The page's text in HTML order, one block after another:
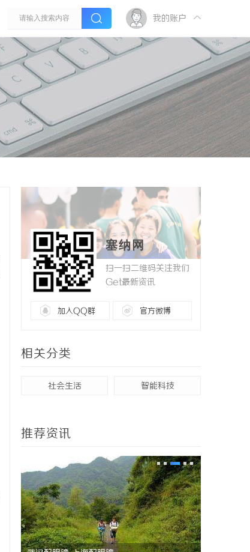
我的账户
塞纳网
扫一扫二维码关注我们
Get最新资讯
加入QQ群 官方微博
相关分类
社会生活 智能科技
推荐资讯